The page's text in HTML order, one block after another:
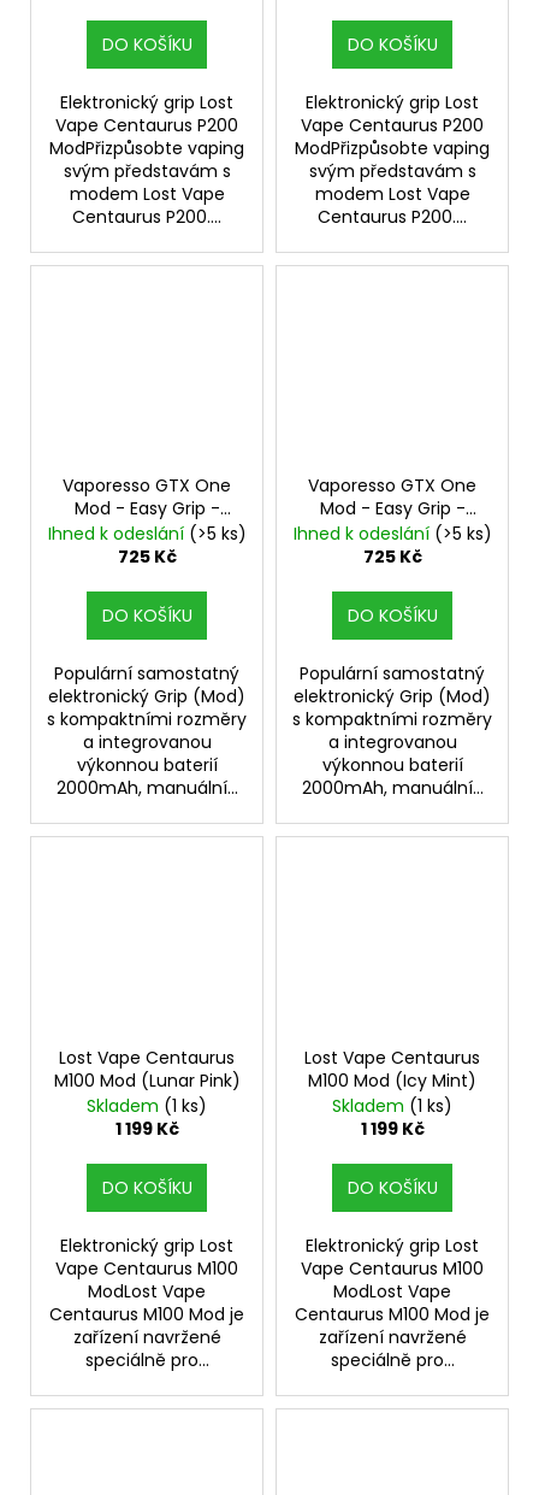
DO KOŠÍKU
Elektronický grip Lost
Vape Centaurus P200
ModPřizpůsobte vaping
svým představám s
modem Lost Vape
Centaurus P200....
DO KOŠÍKU
Elektronický grip Lost
Vape Centaurus P200
ModPřizpůsobte vaping
svým představám s
modem Lost Vape
Centaurus P200....
Vaporesso GTX One
Mod - Easy Grip -
2000mAh - Stříbrná
Ihned k odeslání (>5 ks)
725 Kč
DO KOŠÍKU
Populární samostatný
elektronický Grip (Mod)
s kompaktními rozměry
a integrovanou
výkonnou baterií
2000mAh, manuální...
Vaporesso GTX One
Mod - Easy Grip -
2000mAh - Modrá
Ihned k odeslání (>5 ks)
725 Kč
DO KOŠÍKU
Populární samostatný
elektronický Grip (Mod)
s kompaktními rozměry
a integrovanou
výkonnou baterií
2000mAh, manuální...
Lost Vape Centaurus
M100 Mod (Lunar Pink)
Skladem (1 ks)
1 199 Kč
DO KOŠÍKU
Elektronický grip Lost
Vape Centaurus M100
ModLost Vape
Centaurus M100 Mod je
zařízení navržené
speciálně pro...
Lost Vape Centaurus
M100 Mod (Icy Mint)
Skladem (1 ks)
1 199 Kč
DO KOŠÍKU
Elektronický grip Lost
Vape Centaurus M100
ModLost Vape
Centaurus M100 Mod je
zařízení navržené
speciálně pro...